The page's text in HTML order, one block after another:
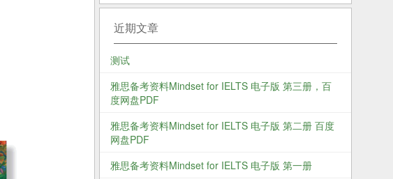
近期文章
测试
雅思备考资料Mindset for IELTS 电子版 第三册，百
度网盘PDF
雅思备考资料Mindset for IELTS 电子版 第二册 百度
网盘PDF
雅思备考资料Mindset for IELTS 电子版 第一册